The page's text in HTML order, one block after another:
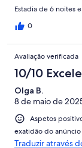
Estadia de 6 noites
0
Avaliação verificada
10/10
Olga B.
8 de maio de
Aspetos
exatidão do anúncio
Traduzir através